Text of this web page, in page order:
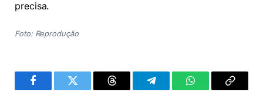
precisa.
Foto: Reprodução
FacebookTwitter Threads TelegramWhatsAppCopiar